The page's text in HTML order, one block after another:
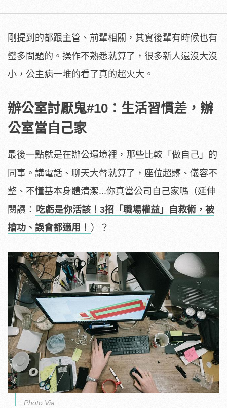
剛提到的都跟主管、前輩相關，其實後輩有時候也有
蠻多問題的。操作不熟悉就算了，很多新人還沒大沒
小，公主病一堆的看了真的超火大。
辦公室討厭鬼#10：生活習慣差，辦
公室當自己家
最後一點就是在辦公環境裡，那些比較「做自己」的
同事。講電話、聊天大聲就算了，座位超髒、儀容不
整、不懂基本身體清潔...你真當公司自己家嗎（延伸
閱讀： 吃虧是你活該！3招「職場權益」自救術，被
搶功、誤會都適用！ ）？
Photo Via